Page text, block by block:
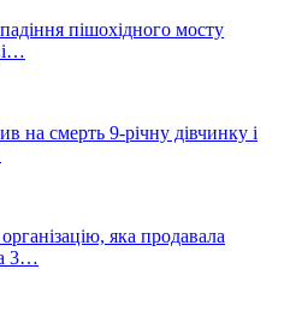
пішохідного мосту
на смерть 9-річну дівчинку і
яка продавала
3…